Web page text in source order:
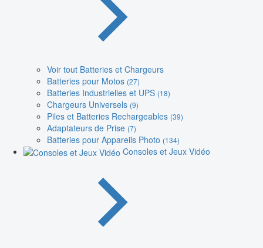
Voir tout Batteries et Chargeurs
Batteries pour Motos (27)
Batteries Industrielles et UPS (18)
Chargeurs Universels (9)
Piles et Batteries Rechargeables (39)
Adaptateurs de Prise (7)
Batteries pour Appareils Photo (134)
Consoles et Jeux Vidéo